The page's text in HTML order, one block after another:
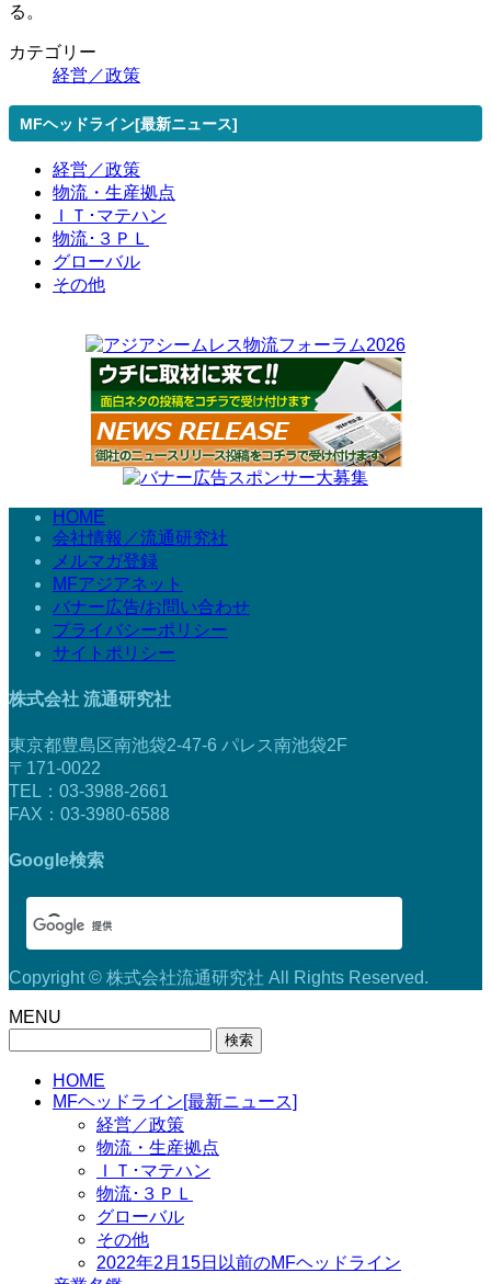
る。
カテゴリー
経営／政策
MFヘッドライン[最新ニュース]
経営／政策
物流・生産拠点
ＩＴ･マテハン
物流･３ＰＬ
グローバル
その他
HOME
会社情報／流通研究社
メルマガ登録
MFアジアネット
バナー広告/お問い合わせ
プライバシーポリシー
サイトポリシー
株式会社 流通研究社
東京都豊島区南池袋2-47-6 パレス南池袋2F
〒171-0022
TEL：03-3988-2661
FAX：03-3980-6588
Google検索
Copyright © 株式会社流通研究社 All Rights Reserved.
MENU
HOME
MFヘッドライン[最新ニュース]
経営／政策
物流・生産拠点
ＩＴ･マテハン
物流･３ＰＬ
グローバル
その他
2022年2月15日以前のMFヘッドライン